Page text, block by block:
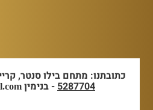
כתובתנו: מתחם בילו סנטר,
5287704- בנימין